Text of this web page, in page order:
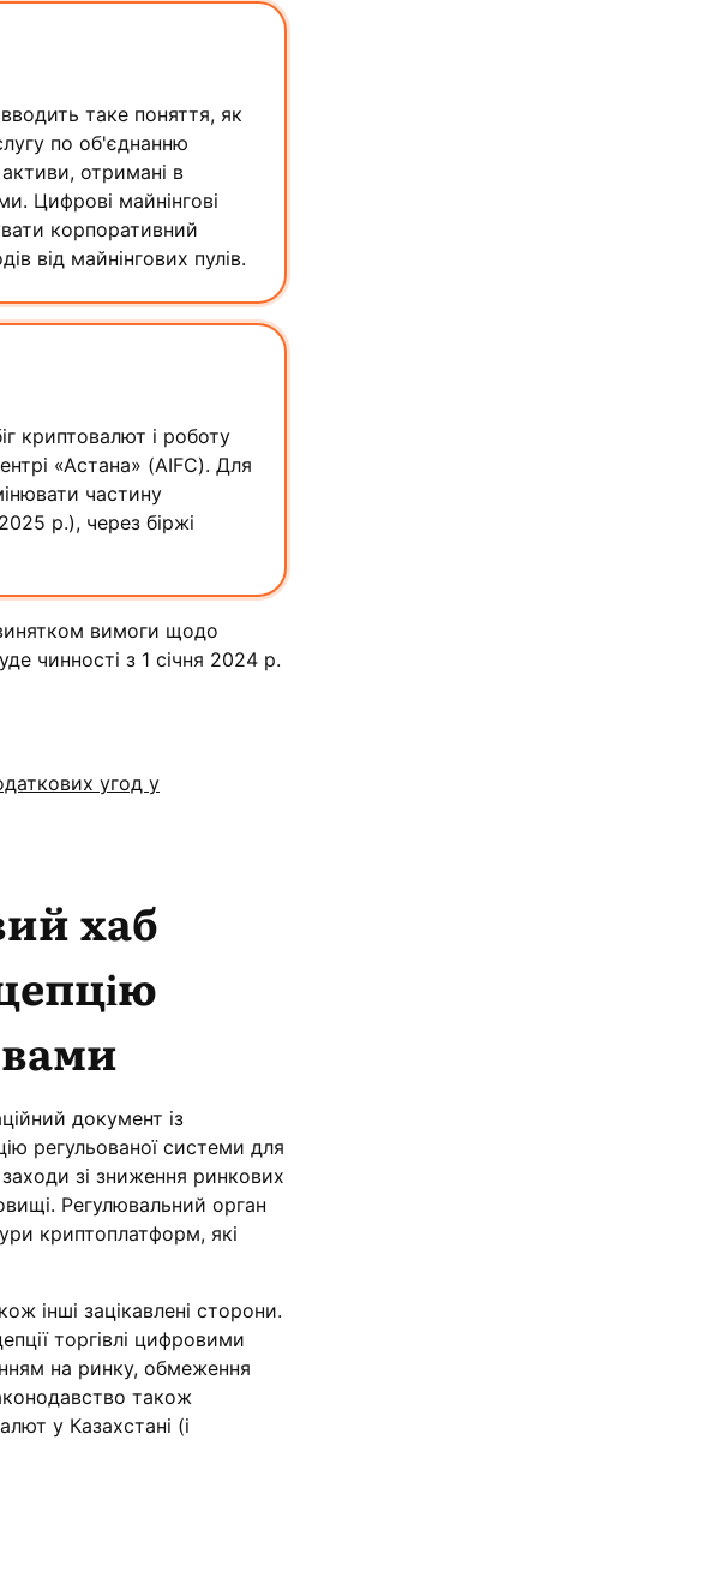
таке поняття, як
по об'єднанню
отримані в
Цифрові майнінгові
корпоративний
від майнінгових пулів.
криптовалют і роботу
«Астана» (AIFC). Для
частину
р.), через біржі
вимоги щодо
чинності з 1 січня 2024 р.
угод у
хаб
документ із
регульованої системи для
зі зниження ринкових
Регулювальний орган
криптоплатформ, які
інші зацікавлені сторони.
торгівлі цифровими
на ринку, обмеження
також
у Казахстані (і